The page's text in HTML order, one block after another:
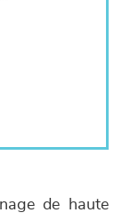
de haute